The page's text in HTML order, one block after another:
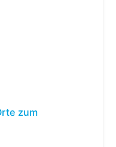
zum